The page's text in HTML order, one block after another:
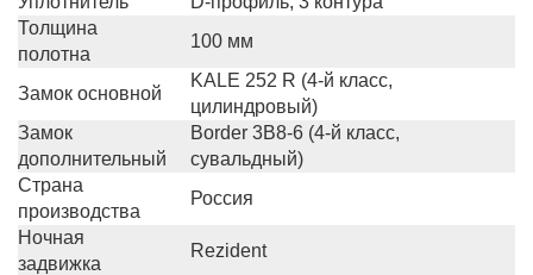
Толщина
полотна
100 мм
Замок основной
KALE 252 R (4-й класс,
цилиндровый)
Замок
дополнительный
Border 3B8-6 (4-й класс,
сувальдный)
Страна
производства
Россия
Ночная
задвижка
Rezident